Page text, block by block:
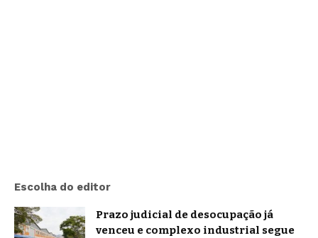
Escolha do editor
Prazo judicial de desocupação já
venceu e complexo industrial segue